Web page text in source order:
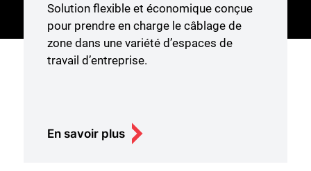
Solution flexible et économique conçue
pour prendre en charge le câblage de
zone dans une variété d’espaces de
travail d’entreprise.
En savoir plus